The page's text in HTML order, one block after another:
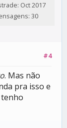
Oct 2017
30
#4
. Mas não
pra isso e